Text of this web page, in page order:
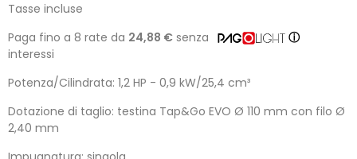
Tasse incluse
Paga fino a 8 rate da 24,88 € senza
interessi
ⓘ
Potenza/Cilindrata: 1,2 HP - 0,9 kW/25,4 cm³
Dotazione di taglio: testina Tap&Go EVO Ø 110 mm con filo Ø
2,40 mm